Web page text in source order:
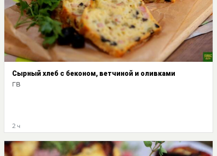
Сырный хлеб с беконом, ветчиной и оливками
ГВ
2 ч